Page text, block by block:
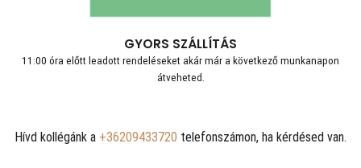
GYORS SZÁLLÍTÁS
11:00 óra előtt leadott rendeléseket akár már a következő munkanapon
átveheted.
Hívd kollégánk a +36209433720 telefonszámon, ha kérdésed van.